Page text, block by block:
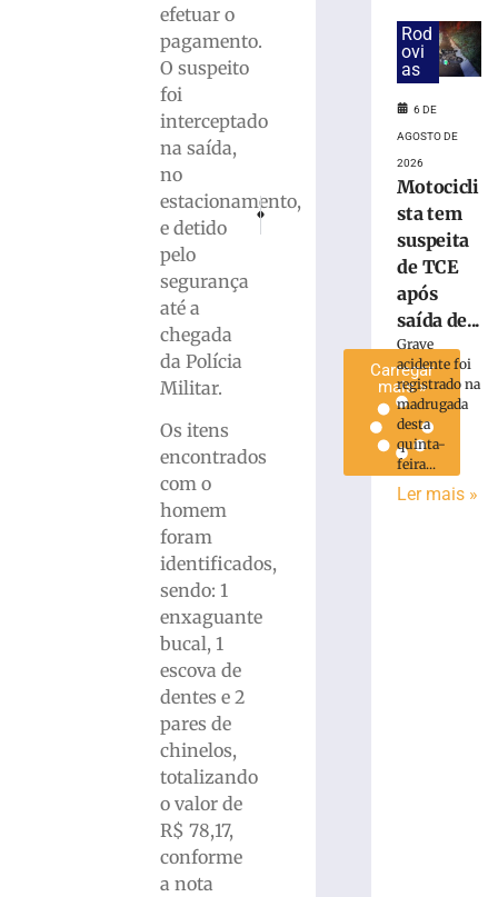
efetuar o
pagamento.
O suspeito
foi
interceptado
na saída,
no
estacionamento,
e detido
pelo
segurança
até a
chegada
da Polícia
Militar.
Os itens
encontrados
com o
homem
foram
identificados,
sendo: 1
enxaguante
bucal, 1
escova de
dentes e 2
pares de
chinelos,
totalizando
o valor de
R$ 78,17,
conforme
a nota
ANTERIOR
Átrios: Encontro vocacional reúne
PRÓXIMO
Honda C100 Biz furtada em Brusque é
horas
Carregar
mais »
Rod
ovi
as
6 DE
AGOSTO DE
2026
Motocicli
sta tem
suspeita
de TCE
após
saída de...
Grave
acidente foi
registrado na
madrugada
desta
quinta-
feira...
Ler mais »